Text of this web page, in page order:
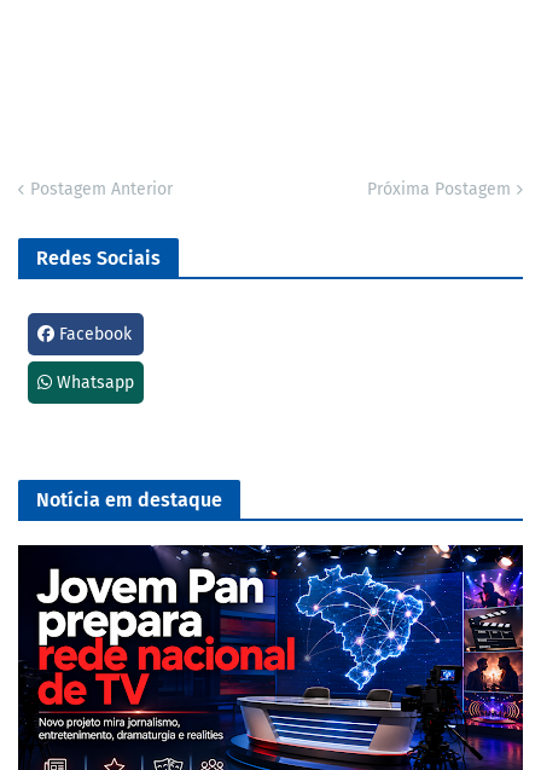
Postagem Anterior Próxima Postagem
Redes Sociais
Facebook
Whatsapp
Notícia em destaque